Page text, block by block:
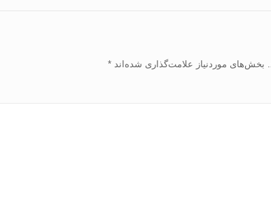
بخش‌های موردنیاز علامت‌گذاری شده‌اند*